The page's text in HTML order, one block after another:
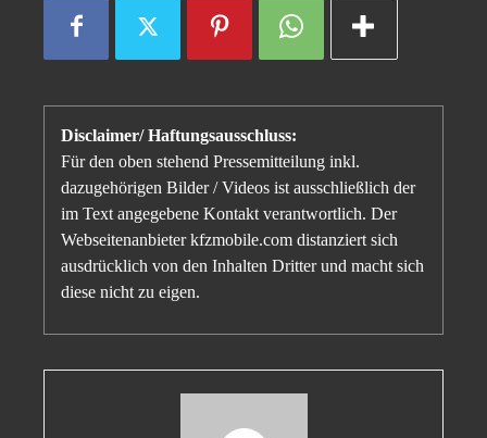
Disclaimer/ Haftungsausschluss:
Für den oben stehend Pressemitteilung inkl.
dazugehörigen Bilder / Videos ist ausschließlich der
im Text angegebene Kontakt verantwortlich. Der
Webseitenanbieter kfzmobile.com distanziert sich
ausdrücklich von den Inhalten Dritter und macht sich
diese nicht zu eigen.